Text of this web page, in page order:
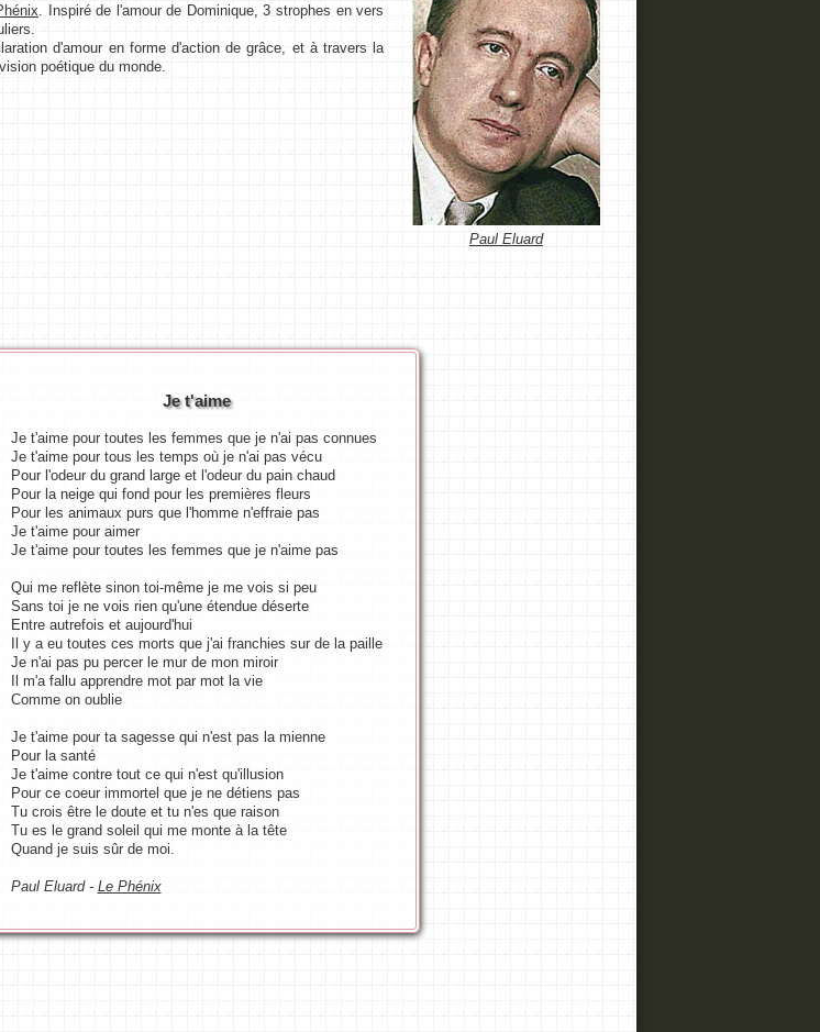
. Inspiré de l'amour de Dominique, 3 strophes en vers
d'amour en forme d'action de grâce, et à travers la
poétique du monde.
Paul Eluard
Je t'aime
Je t'aime pour toutes les femmes que je n'ai pas connues
Je t'aime pour tous les temps où je n'ai pas vécu
Pour l'odeur du grand large et l'odeur du pain chaud
Pour la neige qui fond pour les premières fleurs
Pour les animaux purs que l'homme n'effraie pas
Je t'aime pour aimer
Je t'aime pour toutes les femmes que je n'aime pas
Qui me reflète sinon toi-même je me vois si peu
Sans toi je ne vois rien qu'une étendue déserte
Entre autrefois et aujourd'hui
Il y a eu toutes ces morts que j'ai franchies sur de la paille
Je n'ai pas pu percer le mur de mon miroir
Il m'a fallu apprendre mot par mot la vie
Comme on oublie
Je t'aime pour ta sagesse qui n'est pas la mienne
Pour la santé
Je t'aime contre tout ce qui n'est qu'illusion
Pour ce coeur immortel que je ne détiens pas
Tu crois être le doute et tu n'es que raison
Tu es le grand soleil qui me monte à la tête
Quand je suis sûr de moi.
Paul Eluard - Le Phénix